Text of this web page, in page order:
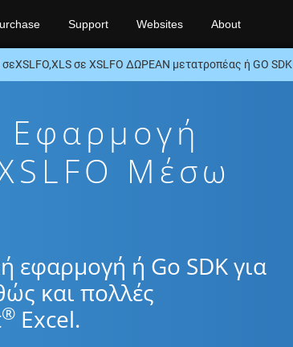
Support Websites About
σε XSLFO ΔΩΡΕΑΝ μετατροπέας ή GO SDK
Εφαρμογή
Μέσω
εφαρμογή ή Go SDK για
και πολλές
® Excel.